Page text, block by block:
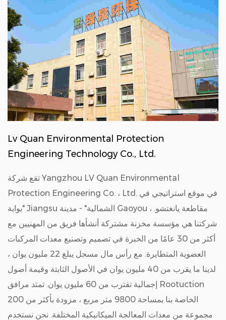
Lv Quan Environmental Protection
Engineering Technology Co., Ltd.
تقع شركة Yangzhou LV Quan Environmental
Protection Engineering Co. ، Ltd. في موقع استراتيجي في
"بوابة Jiangsu الشمالية" - مدينة Gaoyou ، مقاطعة يانغتشو.
شركتنا هي مؤسسة مخزنة مشتركة أنشأها فريق من المهنيين مع
أكثر من 30 عامًا من الخبرة في تصميم وتصنيع معدات المركبات
العضوية المتطايرة. مع رأس مال مسجل يبلغ 22 مليون يوان ،
لدينا ما يقرب من 40 مليون يوان في الأصول الثابتة وقيمة أصول
إجمالية تقترب من 60 مليون يوان. تمتد مرافق Rootuction
الخاصة بنا بمساحة 9800 متر مربع ، مزودة بأكثر من 200
مجموعة من معدات المعالجة الميكانيكية المختلفة. نحن نستخدم